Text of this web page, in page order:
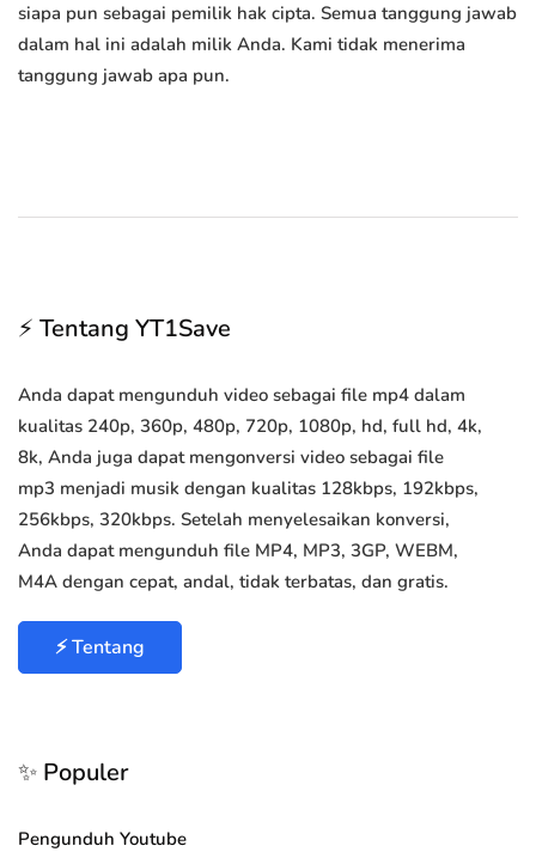
siapa pun sebagai pemilik hak cipta. Semua tanggung jawab
dalam hal ini adalah milik Anda. Kami tidak menerima
tanggung jawab apa pun.
⚡ Tentang YT1Save
Anda dapat mengunduh video sebagai file mp4 dalam
kualitas 240p, 360p, 480p, 720p, 1080p, hd, full hd, 4k,
8k, Anda juga dapat mengonversi video sebagai file
mp3 menjadi musik dengan kualitas 128kbps, 192kbps,
256kbps, 320kbps. Setelah menyelesaikan konversi,
Anda dapat mengunduh file MP4, MP3, 3GP, WEBM,
M4A dengan cepat, andal, tidak terbatas, dan gratis.
⚡ Tentang
✨ Populer
Pengunduh Youtube